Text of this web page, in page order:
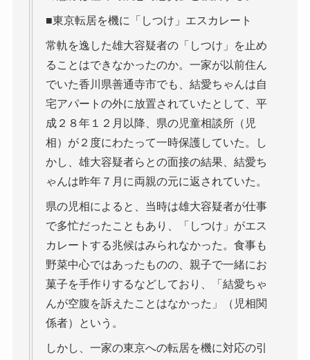
■東京転居を機に「しつけ」エスカレート
常軌を逸した雄大容疑者の「しつけ」を止め
ることはできなかったのか。一家が以前住ん
でいた香川県善通寺市でも、結愛ちゃんは自
宅アパートの外に放置されていたとして、平
成２８年１２月以降、県の児童相談所（児
相）が２度にわたって一時保護していた。し
かし、雄大容疑者らとの面接の結果、結愛ち
ゃんは昨年７月に両親の元に返されていた。
県の児相によると、当時は雄大容疑者が仕事
で多忙だったこともあり、「しつけ」がエス
カレートする兆候はみられなかった。食事も
野菜中心ではあったものの、親子で一緒にお
菓子を手作りするなどしており、「結愛ちゃ
んが空腹を訴えたことはなかった」（児相関
係者）という。
しかし、一家の東京への転居を機に対応の引